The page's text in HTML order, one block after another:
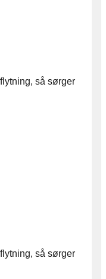
så sørger
så sørger